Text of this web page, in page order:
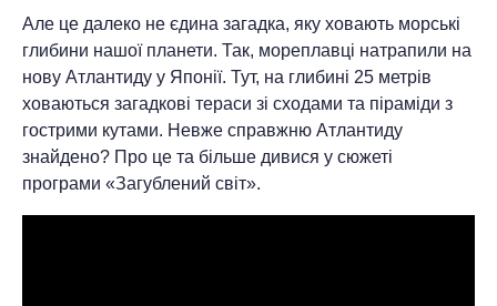
Але це далеко не єдина загадка, яку ховають морські
глибини нашої планети. Так, мореплавці натрапили на
нову Атлантиду у Японії. Тут, на глибині 25 метрів
ховаються загадкові тераси зі сходами та піраміди з
гострими кутами. Невже справжню Атлантиду
знайдено? Про це та більше дивися у сюжеті
програми «Загублений світ».